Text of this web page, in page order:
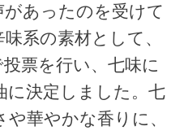
あったのを受けて
系の素材として、
票を行い、七味に
に決定しました。七
華やかな香りに、